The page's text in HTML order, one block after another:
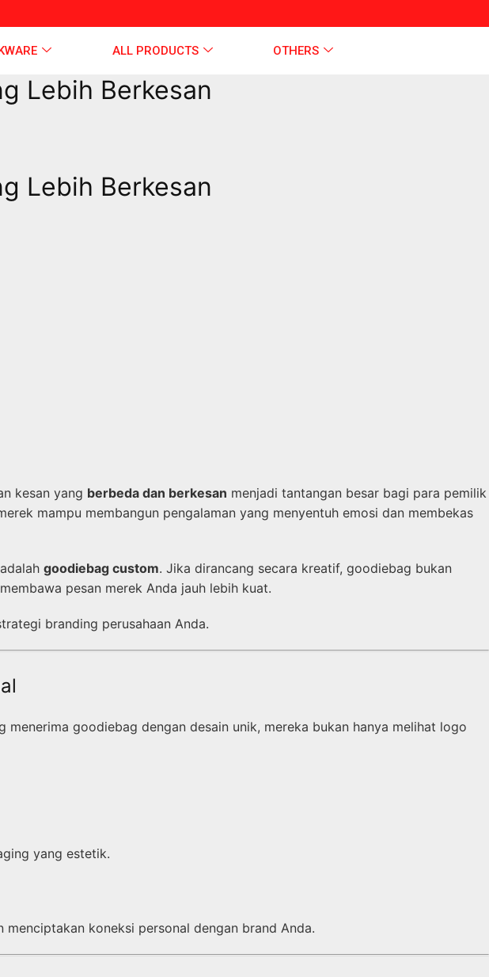
ALL PRODUCTS OTHERS
Lebih Berkesan
Lebih Berkesan
kesan yang berbeda dan berkesan menjadi tantangan besar bagi para pemilik
mampu membangun pengalaman yang menyentuh emosi dan membekas
goodiebag custom. Jika dirancang secara kreatif, goodiebag bukan
pesan merek Anda jauh lebih kuat.
branding perusahaan Anda.
goodiebag dengan desain unik, mereka bukan hanya melihat logo
yang estetik.
menciptakan koneksi personal dengan brand Anda.